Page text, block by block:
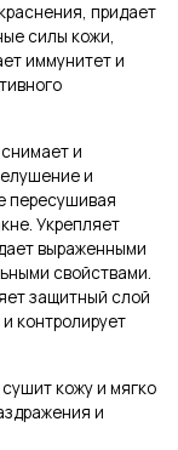
придает
силы кожи,
иммунитет и
и
и
пересушивая
Укрепляет
выраженными
свойствами.
защитный слой
контролирует
кожу и мягко
и